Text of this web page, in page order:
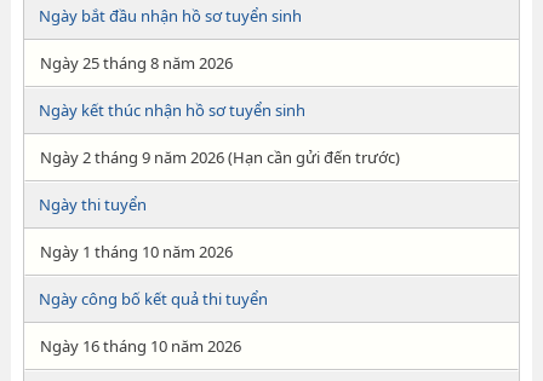
Ngày bắt đầu nhận hồ sơ tuyển sinh
Ngày 25 tháng 8 năm 2026
Ngày kết thúc nhận hồ sơ tuyển sinh
Ngày 2 tháng 9 năm 2026 (Hạn cần gửi đến trước)
Ngày thi tuyển
Ngày 1 tháng 10 năm 2026
Ngày công bố kết quả thi tuyển
Ngày 16 tháng 10 năm 2026